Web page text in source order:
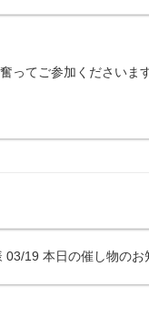
ってご参加くださいま
03/19 本日の催し物のお